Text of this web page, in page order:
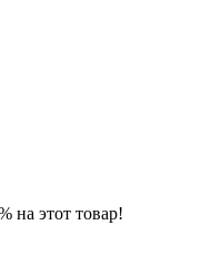
на этот товар!